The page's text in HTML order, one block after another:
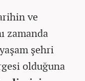
ve
zamanda
şehri
olduğuna